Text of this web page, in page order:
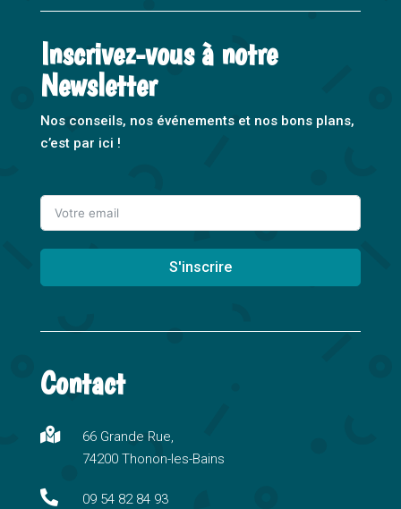
Inscrivez-vous à notre
Newsletter
Nos conseils, nos événements et nos bons plans,
c’est par ici !
S'inscrire
l
e
n
a
i
Contact

66 Grande Rue,
74200 Thonon-les-Bains
 09 54 82 84 93